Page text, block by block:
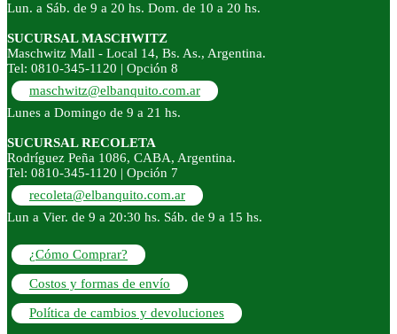
Lun. a Sáb. de 9 a 20 hs. Dom. de 10 a 20 hs.
SUCURSAL MASCHWITZ
Maschwitz Mall - Local 14, Bs. As., Argentina.
Tel: 0810-345-1120 | Opción 8
maschwitz@elbanquito.com.ar
Lunes a Domingo de 9 a 21 hs.
SUCURSAL RECOLETA
Rodríguez Peña 1086, CABA, Argentina.
Tel: 0810-345-1120 | Opción 7
recoleta@elbanquito.com.ar
Lun a Vier. de 9 a 20:30 hs. Sáb. de 9 a 15 hs.
¿Cómo Comprar?
Costos y formas de envío
Política de cambios y devoluciones